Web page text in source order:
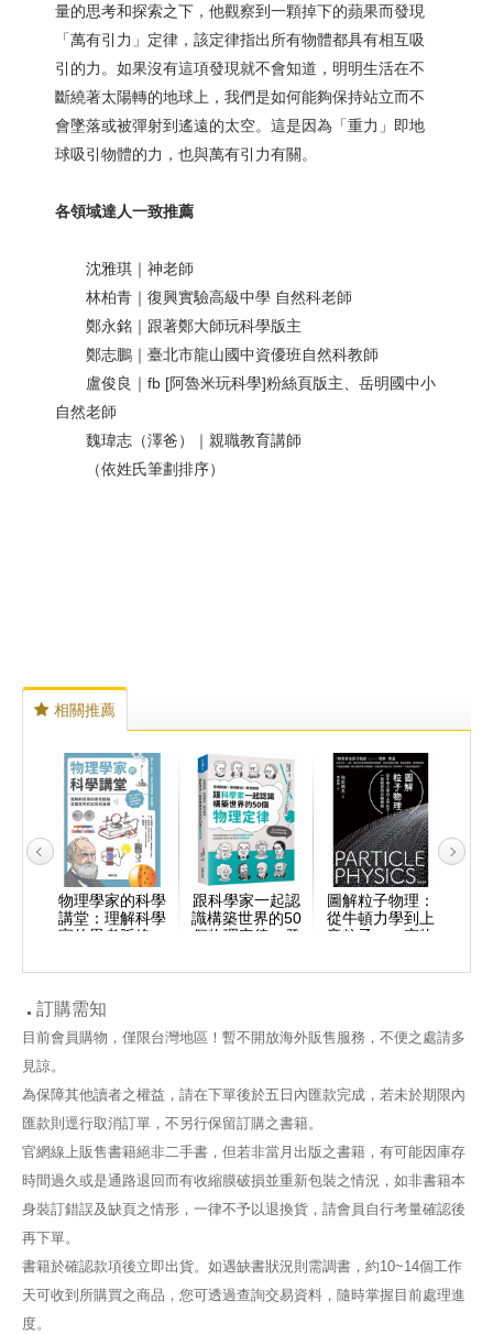
量的思考和探索之下，他觀察到一顆掉下的蘋果而發現
「萬有引力」定律，該定律指出所有物體都具有相互吸
引的力。如果沒有這項發現就不會知道，明明生活在不
斷繞著太陽轉的地球上，我們是如何能夠保持站立而不
會墜落或被彈射到遙遠的太空。這是因為「重力」即地
球吸引物體的力，也與萬有引力有關。
各領域達人一致推薦
沈雅琪｜神老師
林柏青｜復興實驗高級中學 自然科老師
鄭永銘｜跟著鄭大師玩科學版主
鄭志鵬｜臺北市龍山國中資優班自然科教師
盧俊良｜fb [阿魯米玩科學]粉絲頁版主、岳明國中小
自然老師
魏瑋志（澤爸）｜親職教育講師
（依姓氏筆劃排序）
相關推薦
物理學家的科學
講堂：理解科學
家的思考脈絡，
與真理
跟科學家一起認
識構築世界的50
個物理定律：發
說x應用實例
圖解粒子物理：
從牛頓力學到上
帝粒子，一窺物
訂購需知
目前會員購物，僅限台灣地區！暫不開放海外販售服務，不便之處請多
見諒。
為保障其他讀者之權益，請在下單後於五日內匯款完成，若未於期限內
匯款則逕行取消訂單，不另行保留訂購之書籍。
官網線上販售書籍絕非二手書，但若非當月出版之書籍，有可能因庫存
時間過久或是通路退回而有收縮膜破損並重新包裝之情況，如非書籍本
身裝訂錯誤及缺頁之情形，一律不予以退換貨，請會員自行考量確認後
再下單。
書籍於確認款項後立即出貨。如遇缺書狀況則需調書，約10~14個工作
天可收到所購買之商品，您可透過查詢交易資料，隨時掌握目前處理進
度。